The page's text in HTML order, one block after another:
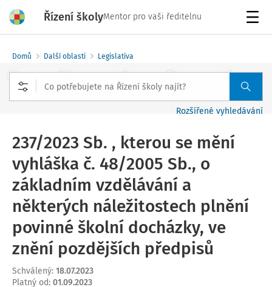
Řízení školyMentor pro vaši ředitelnu
Domů Další oblasti Legislativa
Rozšířené vyhledávání
237/2023 Sb. , kterou se mění
vyhláška č. 48/2005 Sb., o
základním vzdělávání a
některých náležitostech plnění
povinné školní docházky, ve
znění pozdějších předpisů
Schválený: 18.07.2023
Platný od: 01.09.2023